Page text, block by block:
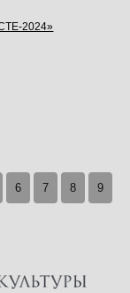
2024»
6 7 8 9